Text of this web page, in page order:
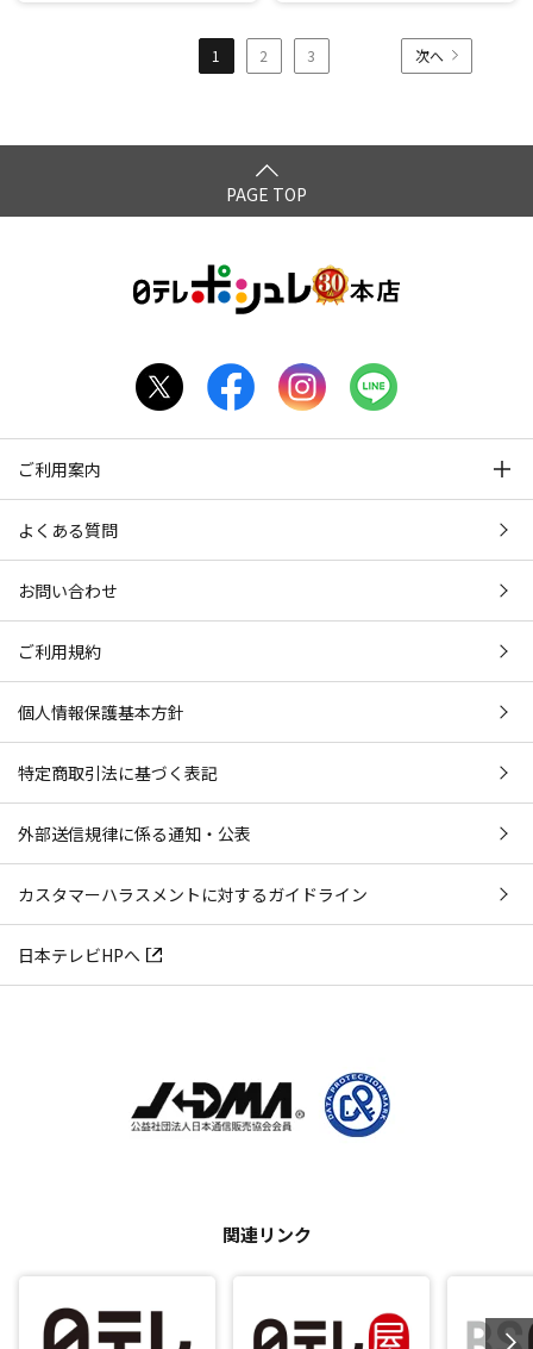
1 2 3 次へ
PAGE TOP
ご利用案内
よくある質問
お問い合わせ
ご利用規約
個人情報保護基本方針
特定商取引法に基づく表記
外部送信規律に係る通知・公表
カスタマーハラスメントに対するガイドライン
日本テレビHPへ
関連リンク